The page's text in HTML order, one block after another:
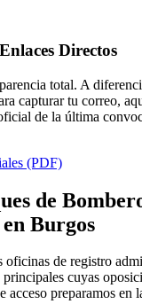
Directos
total. A
capturar tu correo,
de la última
(PDF)
de
Burgos
oficinas de registro
cuyas
acceso preparamos en